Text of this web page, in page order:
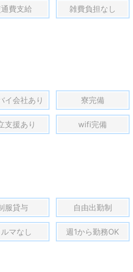
費支給 雑費負担なし
イ会社あり 寮完備
支援あり wifi完備
服貸与 自由出勤制
ルマなし 週1から勤務OK